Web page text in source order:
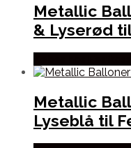
Metallic
& Lyserød
Metallic
Lyseblå til